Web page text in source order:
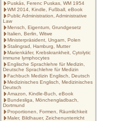
Puskás, Ferenc Puskas, WM 1954
WM 2014, Kindle, Fußball, eBook
Public Administration, Administrative
Law
Mensch, Eigentum, Grundgesetz
Italien, Berlin, Witwe
Ministerpräsident, Ungarn, Polen
Stalingrad, Hamburg, Mutter
Marienkäfer, Krebskrankheit, Cytolytic
immune lymphocytes
Englische Sprachlehre für Medizin,
Deutsche Sprachlehre für Medizin
Fachbuch Medizin Englisch, Deutsch
Medizinisches Englisch, Medizinisches
Deutsch
Amazon, Kindle-Buch, eBook
Bundesliga, Mönchengladbach,
Dortmund
Proportionen, Formen, Räumlichkeit
Maler, Bildhauer, Zeichenunterricht